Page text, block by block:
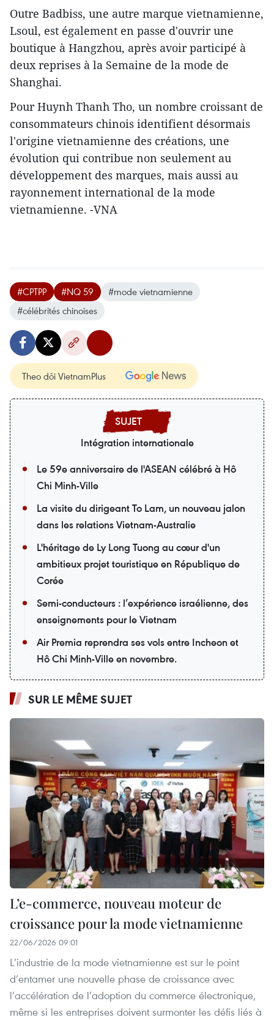
Outre Badbiss, une autre marque vietnamienne,
Lsoul, est également en passe d'ouvrir une
boutique à Hangzhou, après avoir participé à
deux reprises à la Semaine de la mode de
Shanghai.
Pour Huynh Thanh Tho, un nombre croissant de
consommateurs chinois identifient désormais
l'origine vietnamienne des créations, une
évolution qui contribue non seulement au
développement des marques, mais aussi au
rayonnement international de la mode
vietnamienne. -VNA
#CPTPP #NQ 59
#mode vietnamienne
#célébrités chinoises
Theo dõi VietnamPlus
Intégration internationale
Le 59e anniversaire de l'ASEAN célébré à Hô
Chi Minh-Ville
La visite du dirigeant To Lam, un nouveau jalon
dans les relations Vietnam-Australie
L'héritage de Ly Long Tuong au cœur d'un
ambitieux projet touristique en République de
Corée
Semi-conducteurs : l’expérience israélienne, des
enseignements pour le Vietnam
Air Premia reprendra ses vols entre Incheon et
Hô Chi Minh-Ville en novembre.
SUR LE MÊME SUJET
L’e-commerce, nouveau moteur de
croissance pour la mode vietnamienne
22/06/2026 09:01
L’industrie de la mode vietnamienne est sur le point
d’entamer une nouvelle phase de croissance avec
l’accélération de l’adoption du commerce électronique,
même si les entreprises doivent surmonter les défis liés à